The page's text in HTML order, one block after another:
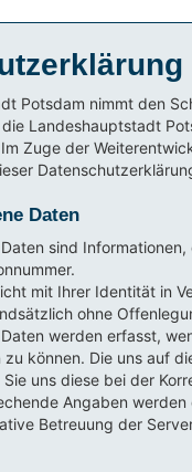
Potsdam nimmt den
Landeshauptstadt
Zuge der
Daten
sind
mit Ihrer Identität in
ohne
werden erfasst,
zu können. Die uns auf
uns diese bei der
Angaben
Betreuung der